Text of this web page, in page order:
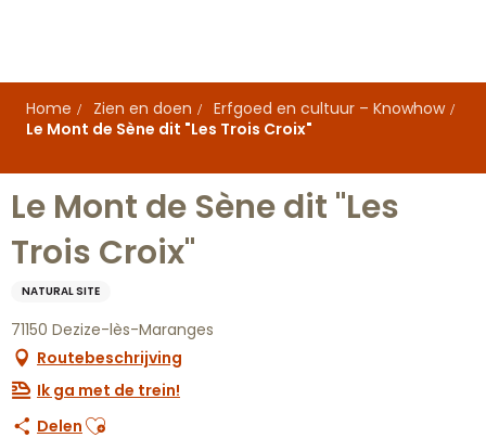
principal
Home
Zien en doen
Erfgoed en cultuur – Knowhow
Le Mont de Sène dit "Les Trois Croix"
Le Mont de Sène dit "Les
Trois Croix"
NATURAL SITE
71150 Dezize-lès-Maranges
Routebeschrijving
Ik ga met de trein!
Delen Ajouter aux favoris